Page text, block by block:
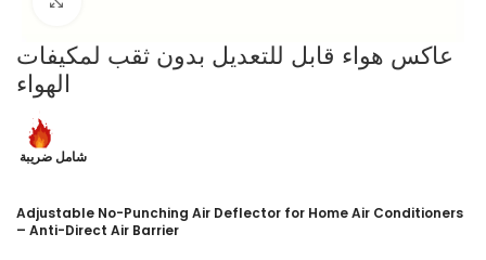
عاكس هواء قابل للتعديل بدون ثقب لمكيفات
الهواء
Adjustable No-Punching Air Deflector for Home Air Conditioners
– Anti-Direct Air Barrier